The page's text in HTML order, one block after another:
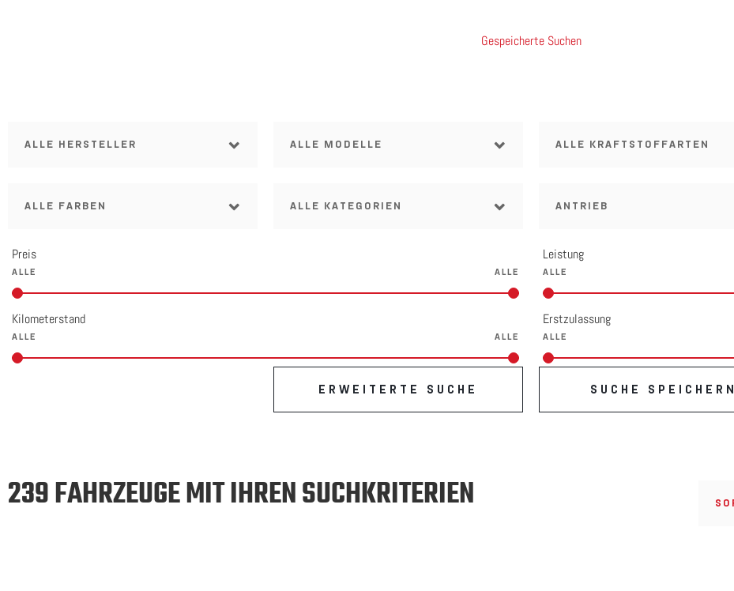
Gespeicherte Suchen
ALLE HERSTELLER ALLE MODELLE ALLE KRAFTSTOFFARTEN
ALLE FARBEN ALLE KATEGORIEN ANTRIEB
Preis Leistung
Kilometerstand Erstzulassung
ERWEITERTE SUCHE SUCHE SPEICHERN
239 FAHRZEUGE MIT IHREN SUCHKRITERIEN